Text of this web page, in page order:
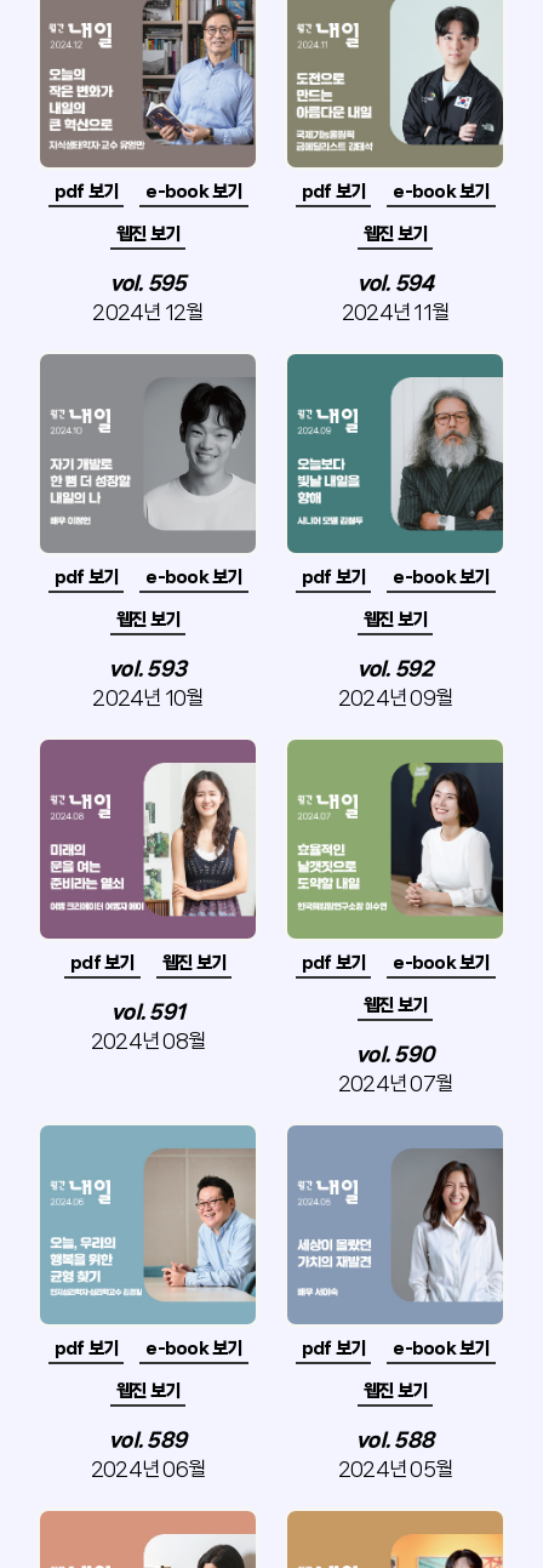
pdf 보기 e-book 보기
웹진 보기
vol. 595
2024년 12월
pdf 보기 e-book 보기
웹진 보기
vol. 594
2024년 11월
pdf 보기 e-book 보기
웹진 보기
vol. 593
2024년 10월
pdf 보기 e-book 보기
웹진 보기
vol. 592
2024년 09월
pdf 보기 웹진 보기
vol. 591
2024년 08월
pdf 보기 e-book 보기
웹진 보기
vol. 590
2024년 07월
pdf 보기 e-book 보기
웹진 보기
vol. 589
2024년 06월
pdf 보기 e-book 보기
웹진 보기
vol. 588
2024년 05월